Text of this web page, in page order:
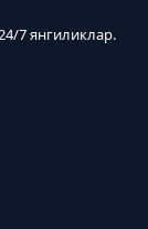
7 янгиликлар.